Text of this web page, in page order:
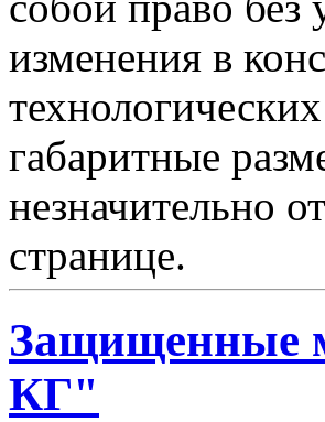
изменения в
габаритные
незначительно
странице.
Защищенные
КГ"